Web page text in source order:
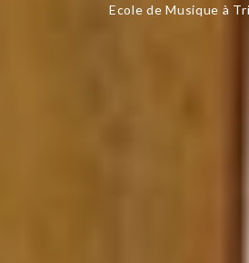
Ecole de Musique à